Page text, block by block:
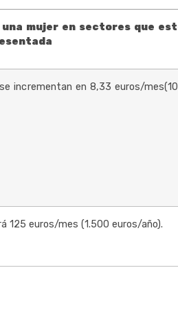
mujer en sectores que
incrementan en 8,33 euros/
125 euros/mes (1.500 euros/año).